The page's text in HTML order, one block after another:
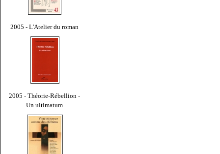
2005 - L'Atelier du roman
2005 - Théorie-Rébellion -
Un ultimatum